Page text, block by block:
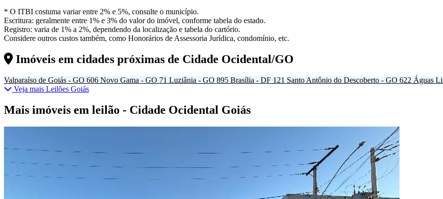
* O ITBI costuma variar entre 2% e 5%, consulte o município.
Escritura: geralmente entre 1% e 3% do valor do imóvel, conforme tabela do estado.
Registro: varia de 1% a 2%, dependendo da localização e tabela do cartório.
Considere outros custos também, como Honorários de Assessoria Jurídica, condomínio, etc.
Imóveis em cidades próximas de Cidade Ocidental/GO
Valparaíso de Goiás - GO 606 Novo Gama - GO 71 Luziânia - GO 895 Brasília - DF 121 Santo Antônio do Descoberto - GO 622 Águas
Veja mais Leilões Goiás
Mais imóveis em leilão - Cidade Ocidental Goiás